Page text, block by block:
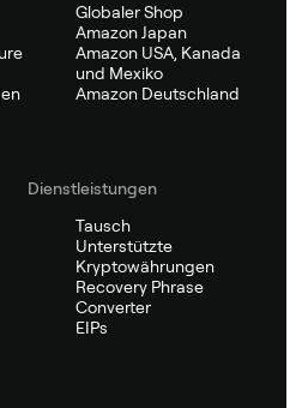
Globaler Shop
Amazon Japan
Amazon USA, Kanada
und Mexiko
Amazon Deutschland
Dienstleistungen
Tausch
Unterstützte
Kryptowährungen
Recovery Phrase
Converter
EIPs